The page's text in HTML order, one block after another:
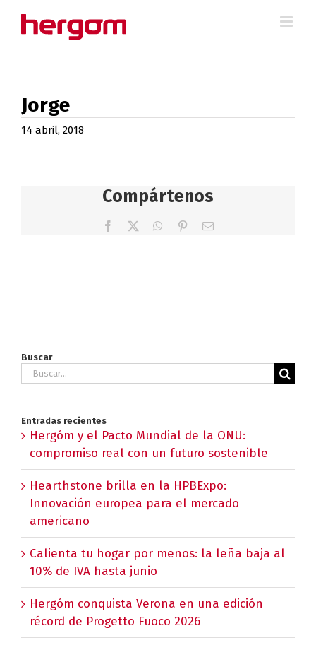
Jorge
14 abril, 2018
Compártenos
Facebook WhatsApp
PinterestCorreo
Buscar
Buscar:
Entradas recientes
Hergóm y el Pacto Mundial de la ONU:
compromiso real con un futuro sostenible
Hearthstone brilla en la HPBExpo:
Innovación europea para el mercado
americano
Calienta tu hogar por menos: la leña baja al
10% de IVA hasta junio
Hergóm conquista Verona en una edición
récord de Progetto Fuoco 2026